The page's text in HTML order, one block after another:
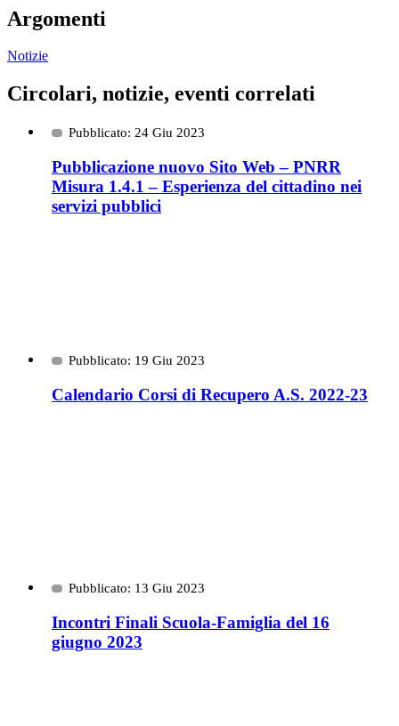
Argomenti
Notizie
Circolari, notizie, eventi correlati
Pubblicato: 24 Giu 2023
Pubblicazione nuovo Sito Web – PNRR
Misura 1.4.1 – Esperienza del cittadino nei
servizi pubblici
Pubblicato: 19 Giu 2023
Calendario Corsi di Recupero A.S. 2022-23
Pubblicato: 13 Giu 2023
Incontri Finali Scuola-Famiglia del 16
giugno 2023